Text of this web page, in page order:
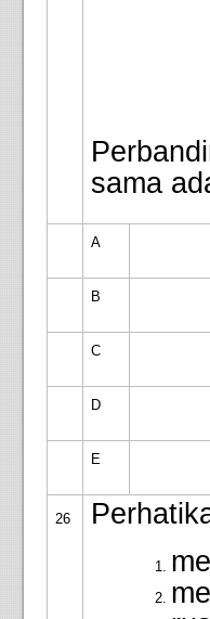
sama
A
B
C
D
E
26